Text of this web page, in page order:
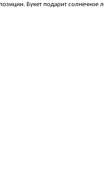
Букет подарит солнечное